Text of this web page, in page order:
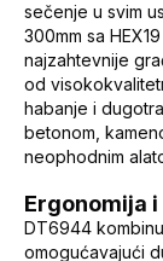
sečenje u svim
300mm sa
najzahtevnije
od
habanje i
betonom,
neophodnim
Ergonomija
DT6944
omogućavajući